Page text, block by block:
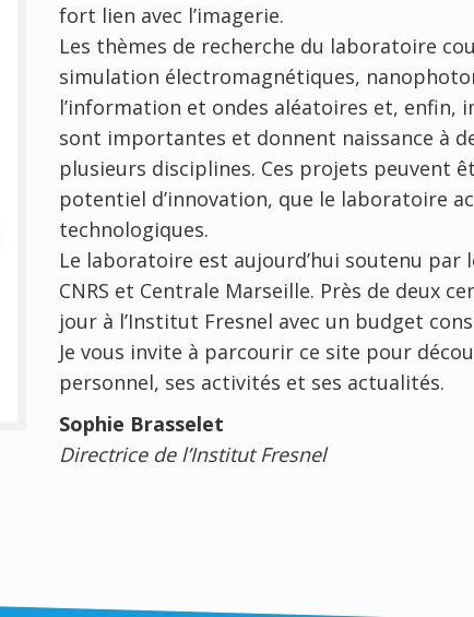
fort lien avec l’imagerie.
Les thèmes de recherche du laboratoire
simulation électromagnétiques,
l’information et ondes aléatoires et, enfin,
sont importantes et donnent naissance à
plusieurs disciplines. Ces projets peuvent
potentiel d’innovation, que le laboratoire
technologiques.
Le laboratoire est aujourd’hui soutenu
CNRS et Centrale Marseille. Près de deux
jour à l’Institut Fresnel avec un budget
Je vous invite à parcourir ce site pour
personnel, ses activités et ses actualités.
Sophie Brasselet
Directrice de l’Institut Fresnel